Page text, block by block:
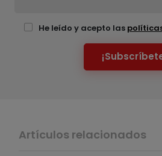
He leído y acepto las
Artículos relacionados